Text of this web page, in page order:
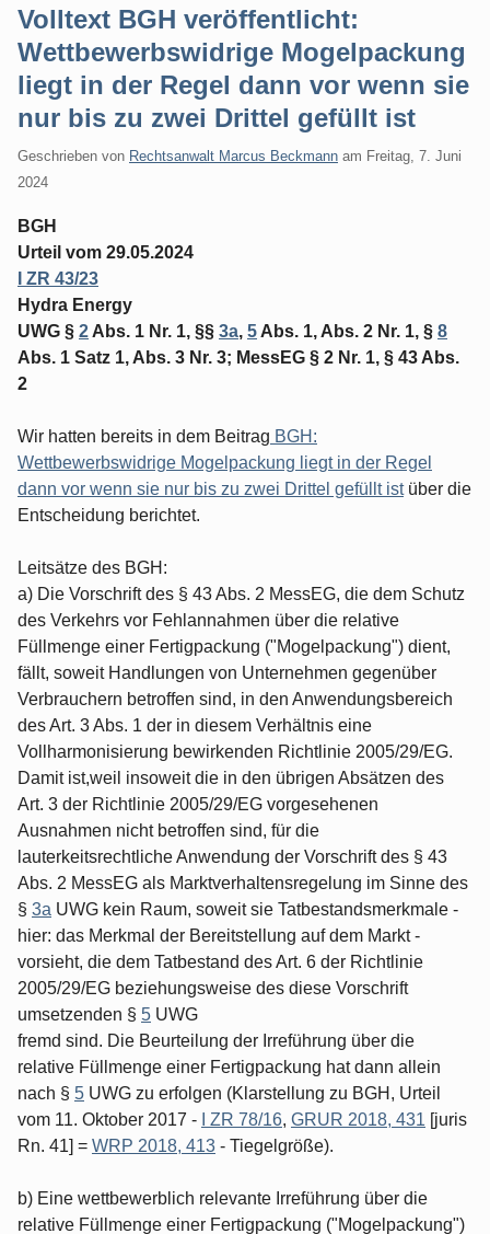
Volltext BGH veröffentlicht:
Wettbewerbswidrige Mogelpackung
liegt in der Regel dann vor wenn sie
nur bis zu zwei Drittel gefüllt ist
Geschrieben von Rechtsanwalt Marcus Beckmann am Freitag, 7. Juni
2024
BGH
Urteil vom 29.05.2024
I ZR 43/23
Hydra Energy
UWG § 2 Abs. 1 Nr. 1, §§ 3a, 5 Abs. 1, Abs. 2 Nr. 1, § 8
Abs. 1 Satz 1, Abs. 3 Nr. 3; MessEG § 2 Nr. 1, § 43 Abs.
2
Wir hatten bereits in dem Beitrag BGH:
Wettbewerbswidrige Mogelpackung liegt in der Regel
dann vor wenn sie nur bis zu zwei Drittel gefüllt istüber die
Entscheidung berichtet.
Leitsätze des BGH:
a) Die Vorschrift des § 43 Abs. 2 MessEG, die dem Schutz
des Verkehrs vor Fehlannahmen über die relative
Füllmenge einer Fertigpackung ("Mogelpackung") dient,
fällt, soweit Handlungen von Unternehmen gegenüber
Verbrauchern betroffen sind, in den Anwendungsbereich
des Art. 3 Abs. 1 der in diesem Verhältnis eine
Vollharmonisierung bewirkenden Richtlinie 2005/29/EG.
Damit ist,weil insoweit die in den übrigen Absätzen des
Art. 3 der Richtlinie 2005/29/EG vorgesehenen
Ausnahmen nicht betroffen sind, für die
lauterkeitsrechtliche Anwendung der Vorschrift des § 43
Abs. 2 MessEG als Marktverhaltensregelung im Sinne des
§ 3a UWG kein Raum, soweit sie Tatbestandsmerkmale -
hier: das Merkmal der Bereitstellung auf dem Markt -
vorsieht, die dem Tatbestand des Art. 6 der Richtlinie
2005/29/EG beziehungsweise des diese Vorschrift
umsetzenden § 5 UWG
fremd sind. Die Beurteilung der Irreführung über die
relative Füllmenge einer Fertigpackung hat dann allein
nach § 5 UWG zu erfolgen (Klarstellung zu BGH, Urteil
vom 11. Oktober 2017 -
I ZR 78/16, GRUR 2018, 431 [juris
Rn. 41] = WRP 2018, 413 - Tiegelgröße).
b) Eine wettbewerblich relevante Irreführung über die
relative Füllmenge einer Fertigpackung ("Mogelpackung")